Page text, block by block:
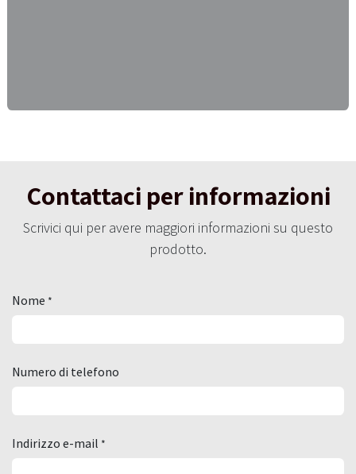
Contattaci per informazioni
Scrivici qui per avere maggiori informazioni su questo
prodotto.
Nome *
Numero di telefono
Indirizzo e-mail *